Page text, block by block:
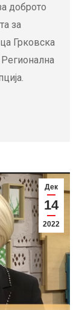
доброто
за
Грковска
Дек
14
2022